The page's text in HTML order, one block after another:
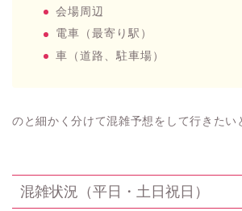
会場周辺
電車（最寄り駅）
車（道路、駐車場）
のと細かく分けて混雑予想をして行きたい
混雑状況（平日・土日祝日）